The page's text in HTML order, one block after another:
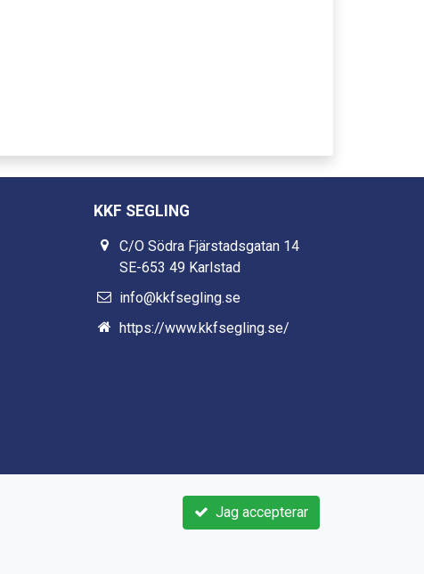
KKF SEGLING
C/O Södra Fjärstadsgatan 14
SE-653 49 Karlstad
info@kkfsegling.se
https://www.kkfsegling.se/
Jag accepterar